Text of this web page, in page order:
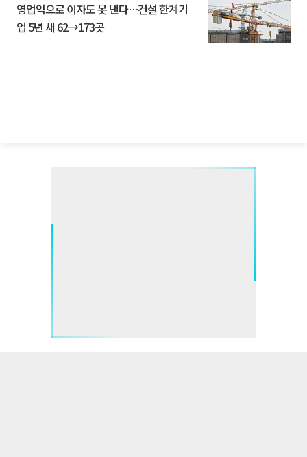
영업익으로 이자도 못 낸다…건설 한계기
업 5년 새 62→173곳